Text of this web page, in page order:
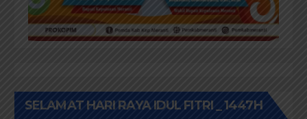
SELAMAT HARI RAYA IDUL FITRI _ 1447H